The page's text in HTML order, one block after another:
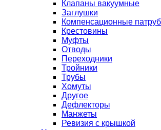
Клапаны вакуумные
Заглушки
Компенсационные
Крестовины
Муфты
Отводы
Переходники
Тройники
Трубы
Хомуты
Другое
Дефлекторы
Манжеты
Ревизия с крышкой